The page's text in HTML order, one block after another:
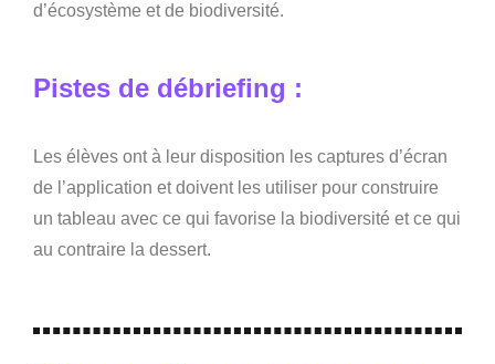
d’écosystème et de biodiversité.
Pistes de débriefing :
Les élèves ont à leur disposition les captures d’écran
de l’application et doivent les utiliser pour construire
un tableau avec ce qui favorise la biodiversité et ce qui
au contraire la dessert.